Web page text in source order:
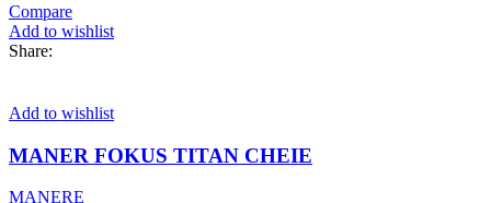
Compare
Add to wishlist
Share:
Add to wishlist
MANER FOKUS TITAN CHEIE
MANERE